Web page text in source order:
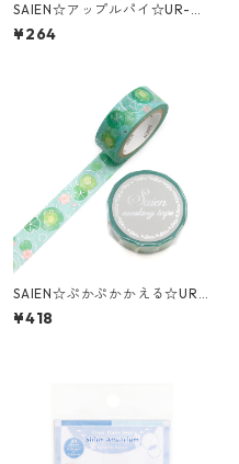
SAIEN☆アップルパイ☆UR-0
256☆マスキングテープ
¥264
SAIEN☆ぷかぷかかえる☆UR-
3092☆銀箔☆マスキングテー
プ
¥418